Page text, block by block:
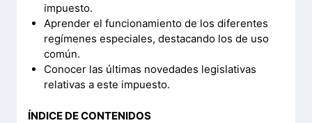
impuesto.
Aprender el funcionamiento de los diferentes
regímenes especiales, destacando los de uso
común.
Conocer las últimas novedades legislativas
relativas a este impuesto.
ÍNDICE DE CONTENIDOS